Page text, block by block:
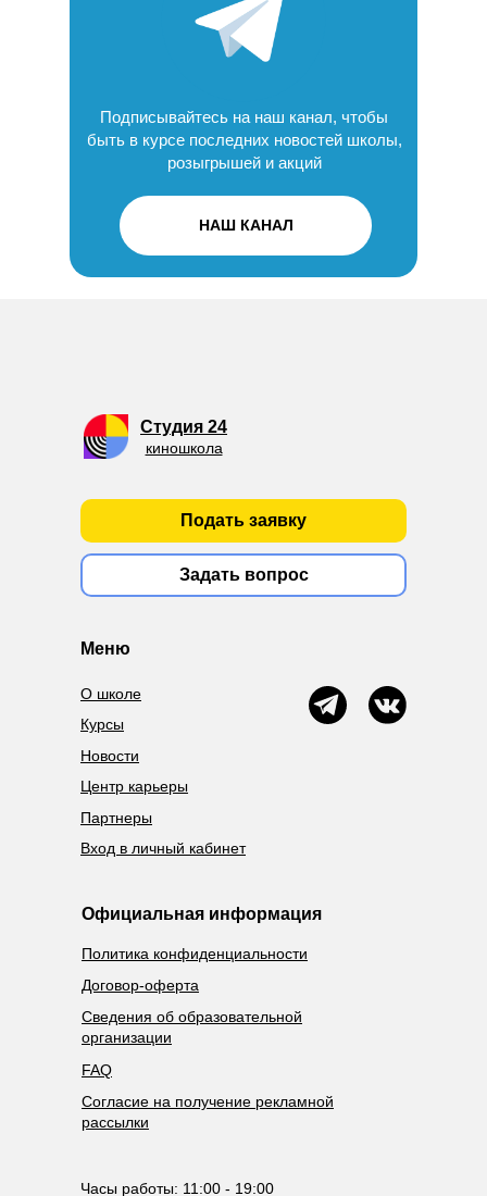
НАШ КАНАЛ
Подписывайтесь на наш канал, чтобы
быть в курсе последних новостей школы,
розыгрышей и акций
Студия 24
киношкола
Меню
Официальная информация
Часы работы: 11:00 - 19:00
О школе
Курсы
Политика конфиденциальности
Договор-оферта
Сведения об образовательной
организации
Согласие на получение рекламной
рассылки
FAQ
Новости
Подать заявку
Задать вопрос
Вход в личный кабинет
Партнеры
Центр карьеры